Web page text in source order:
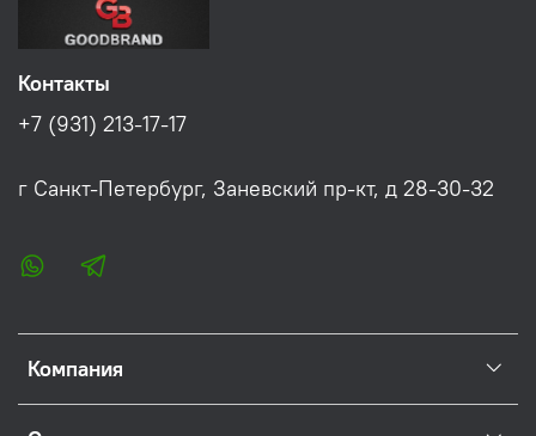
Компания
Контакты
+7 (931) 213-17-17
г Санкт-Петербург, Заневский пр-кт, д 28-30-32